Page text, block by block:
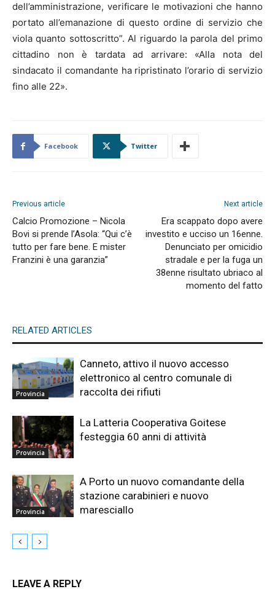
dell’amministrazione, verificare le motivazioni che hanno
portato all’emanazione di questo ordine di servizio che
viola quanto sottoscritto”. Al riguardo la parola del primo
cittadino non è tardata ad arrivare: «Alla nota del
sindacato il comandante ha ripristinato l’orario di servizio
fino alle 22».
Facebook Twitter
Previous article
Calcio Promozione – Nicola
Bovi si prende l’Asola: “Qui c’è
tutto per fare bene. E mister
Franzini è una garanzia”
Next article
Era scappato dopo avere
investito e ucciso un 16enne.
Denunciato per omicidio
stradale e per la fuga un
38enne risultato ubriaco al
momento del fatto
RELATED ARTICLES
Provincia
Canneto, attivo il nuovo accesso
elettronico al centro comunale di
raccolta dei rifiuti
Provincia
La Latteria Cooperativa Goitese
festeggia 60 anni di attività
Provincia
A Porto un nuovo comandante della
stazione carabinieri e nuovo
maresciallo
LEAVE A REPLY